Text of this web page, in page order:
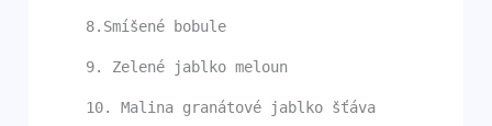
8.Smíšené bobule
9. Zelené jablko meloun
10. Malina granátové jablko šťáva